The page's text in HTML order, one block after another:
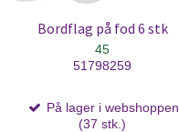
Bordflag på fod 6 stk
45
51798259
På lager i webshoppen
(37 stk.)